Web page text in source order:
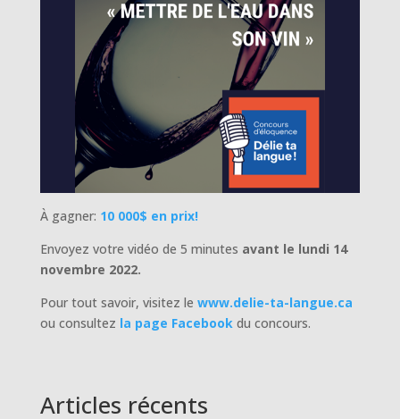
À gagner: 10 000$ en prix!
Envoyez votre vidéo de 5 minutes avant le lundi 14
novembre 2022.
Pour tout savoir, visitez le www.delie-ta-langue.ca
ou consultez la page Facebook du concours.
Articles récents